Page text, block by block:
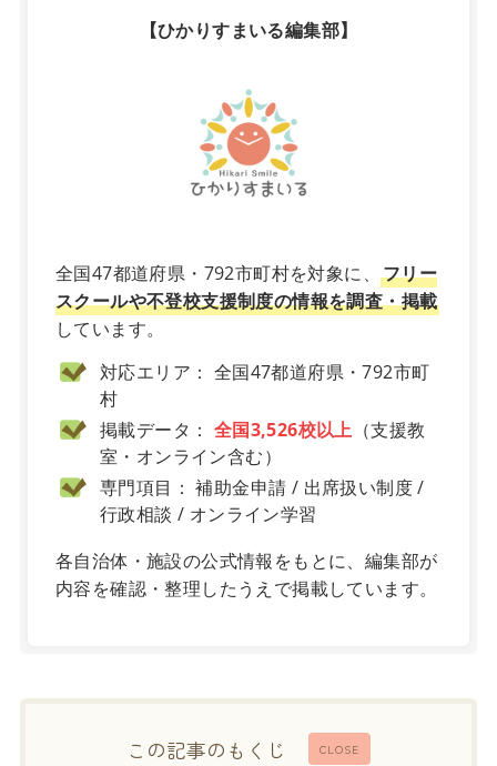
【ひかりすまいる編集部】
全国47都道府県・792市町村を対象に、 フリー
スクールや不登校支援制度の情報を調査・掲載
しています。
対応エリア： 全国47都道府県・792市町
村
掲載データ： 全国3,526校以上 （支援教
室・オンライン含む）
専門項目： 補助金申請 / 出席扱い制度 /
行政相談 / オンライン学習
各自治体・施設の公式情報をもとに、編集部が
内容を確認・整理したうえで掲載しています。
CLOSE
この記事のもくじ